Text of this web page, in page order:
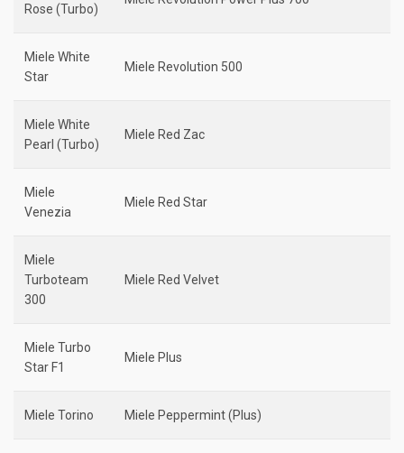
Rose (Turbo)
Miele White
Star
Miele Revolution 500
Miele White
Pearl (Turbo)
Miele Red Zac
Miele
Venezia
Miele Red Star
Miele
Turboteam
300
Miele Red Velvet
Miele Turbo
Star F1
Miele Plus
Miele Torino Miele Peppermint (Plus)